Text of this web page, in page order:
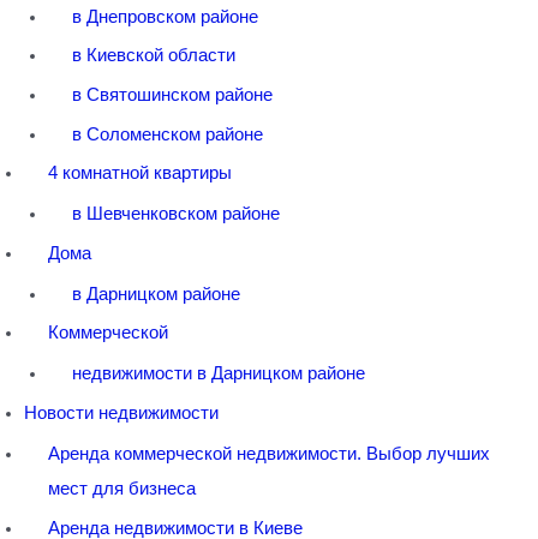
в Днепровском районе
в Киевской области
в Святошинском районе
в Соломенском районе
4 комнатной квартиры
в Шевченковском районе
Дома
в Дарницком районе
Коммерческой
недвижимости в Дарницком районе
Новости недвижимости
Аренда коммерческой недвижимости. Выбор лучших
мест для бизнеса
Аренда недвижимости в Киеве